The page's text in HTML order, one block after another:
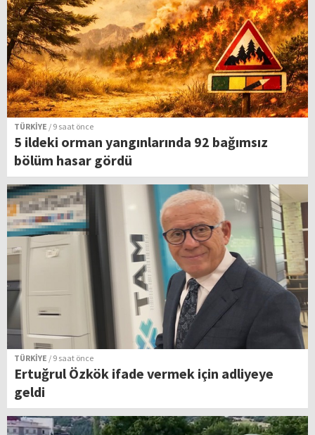
TÜRKİYE / 9 saat önce
5 ildeki orman yangınlarında 92 bağımsız
bölüm hasar gördü
TÜRKİYE / 9 saat önce
Ertuğrul Özkök ifade vermek için adliyeye
geldi